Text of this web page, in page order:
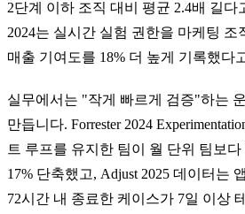
2단계 이하 조직 대비 평균 2.4배 길다
2024는 실시간 실험 권한을 마케팅 조
매출 기여도를 18% 더 높게 기록했다
실무에서는 "작게 빠르게 검증"하는
만듭니다. Forrester 2024
트 루프를 유지한 팀이 월 단위 팀보
17% 단축했고, Adjust 2025 데이터는
72시간 내 종료한 케이스가 7일 이상